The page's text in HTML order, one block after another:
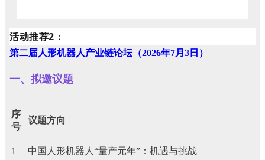
活动推荐2：
第二届人形机器人产业链论坛（2026年7月3日）
一、拟邀议题
序
号
议题方向
1
中国人形机器人“量产元年”：机遇与挑战